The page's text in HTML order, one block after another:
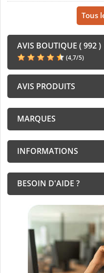
Tous
AVIS BOUTIQUE ( 992 )
(4,7/5)
AVIS PRODUITS
MARQUES
INFORMATIONS
BESOIN D'AIDE ?